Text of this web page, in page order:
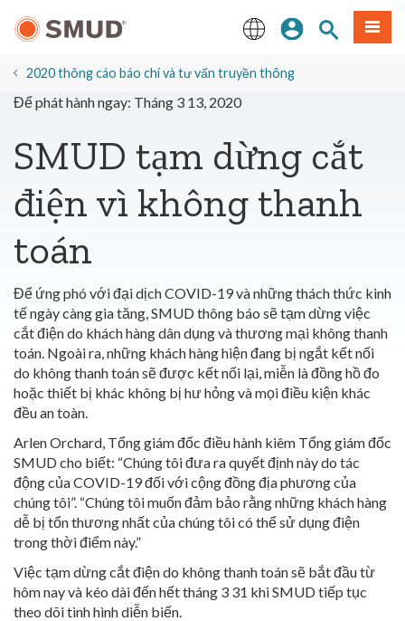
đến
dung
Đăng nhập
Tìm trangThực
2020 thông cáo báo chí và tư vấn truyền thông
Để phát hành ngay: Tháng 3 13, 2020
SMUD tạm dừng cắt
điện vì không thanh
toán
Để ứng phó với đại dịch COVID-19 và những thách thức kinh
tế ngày càng gia tăng, SMUD thông báo sẽ tạm dừng việc
cắt điện do khách hàng dân dụng và thương mại không thanh
toán. Ngoài ra, những khách hàng hiện đang bị ngắt kết nối
do không thanh toán sẽ được kết nối lại, miễn là đồng hồ đo
hoặc thiết bị khác không bị hư hỏng và mọi điều kiện khác
đều an toàn.
Arlen Orchard, Tổng giám đốc điều hành kiêm Tổng giám đốc
SMUD cho biết: “Chúng tôi đưa ra quyết định này do tác
động của COVID-19 đối với cộng đồng địa phương của
chúng tôi”. “Chúng tôi muốn đảm bảo rằng những khách hàng
dễ bị tổn thương nhất của chúng tôi có thể sử dụng điện
trong thời điểm này.”
Việc tạm dừng cắt điện do không thanh toán sẽ bắt đầu từ
hôm nay và kéo dài đến hết tháng 3 31 khi SMUD tiếp tục
theo dõi tình hình diễn biến.